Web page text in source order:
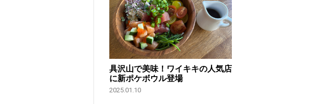
具沢山で美味！ワイキキの人気店
に新ポケボウル登場
2025.01.10